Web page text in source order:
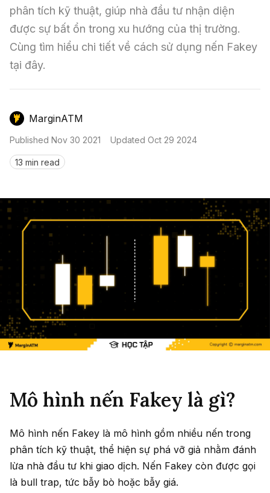
Kinh Nghiệm Đầu Tư
Sàn Giao Dịch
Công Cụ Đầu Tư
Mô Hình Biểu Đồ Giá
GameFi
Sign in
phân tích kỹ thuật, giúp nhà đầu tư nhận diện
được sự bất ổn trong xu hướng của thị trường.
Cùng tìm hiểu chi tiết về cách sử dụng nến Fakey
tại đây.
MarginATM
Published Nov 30 2021 Updated Oct 29 2024
13 min read
Mô hình nến Fakey là gì?
Mô hình nến Fakey là mô hình gồm nhiều nến trong
phân tích kỹ thuật, thể hiện sự phá vỡ giả nhằm đánh
lừa nhà đầu tư khi giao dịch. Nến Fakey còn được gọi
là bull trap, tức bẫy bò hoặc bẫy giá.